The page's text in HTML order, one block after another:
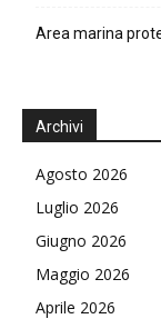
Area marina
Archivi
Agosto 2026
Luglio 2026
Giugno 2026
Maggio 2026
Aprile 2026